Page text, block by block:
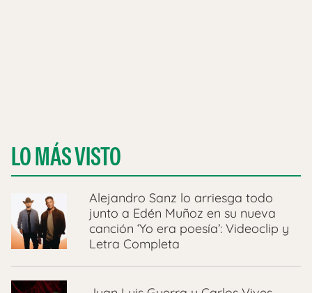
LO MÁS VISTO
Alejandro Sanz lo arriesga todo
junto a Edén Muñoz en su nueva
canción ‘Yo era poesía’: Videoclip y
Letra Completa